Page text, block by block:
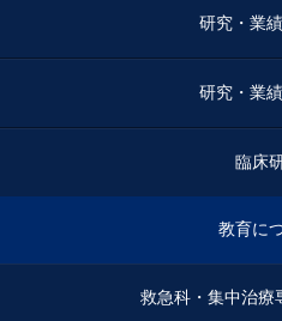
研究・業
研究・業
臨床
教育に
救急科・集中治療